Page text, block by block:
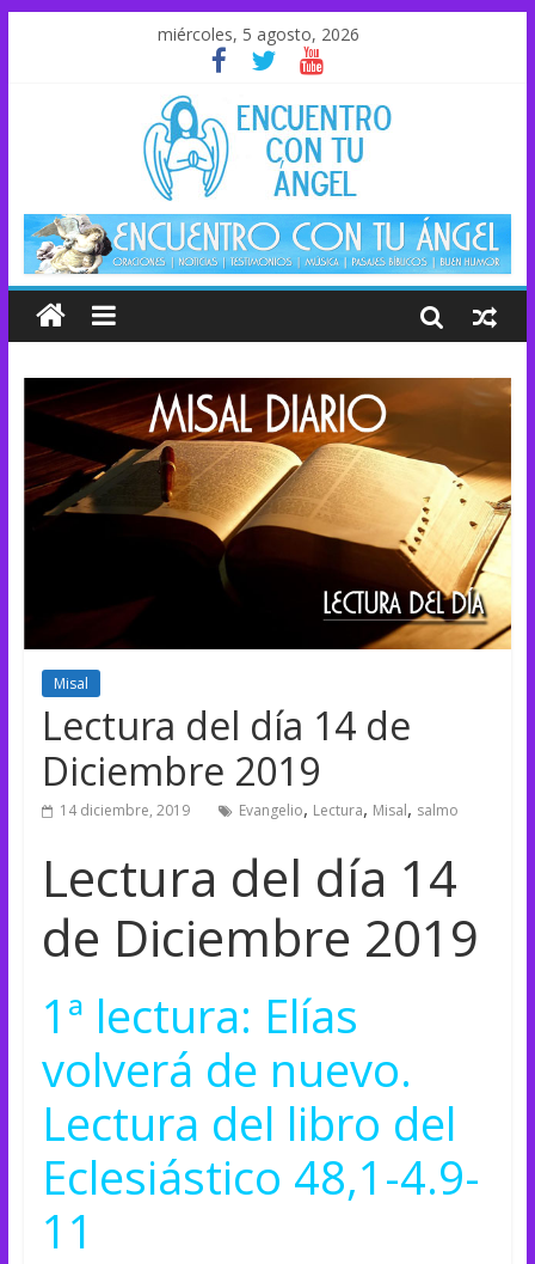
miércoles, 5 agosto, 2026
Misal
Lectura del día 14 de
Diciembre 2019
14 diciembre, 2019 Evangelio, Lectura, Misal, salmo
Lectura del día 14
de Diciembre 2019
1ª lectura: Elías
volverá de nuevo.
Lectura del libro del
Eclesiástico 48,1-4.9-
11